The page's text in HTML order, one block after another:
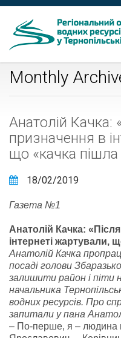
Monthly
Анатолій Качка:
призначення в
що «качка пішла
18/02/2019
Газета №1
Анатолій Качка:
інтернеті жартували,
Анатолій Качка
посаді голови
залишити район і піти
начальника
водних ресурсів. Про
запитали у пана
– По-перше, я – людина